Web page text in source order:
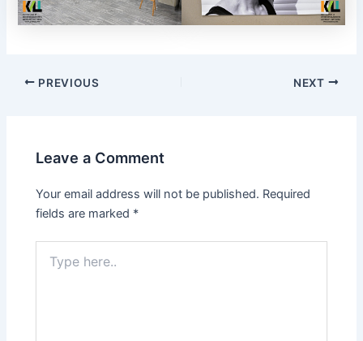
PREVIOUS NEXT
Leave a Comment
Your email address will not be published. Required
fields are marked *
here..